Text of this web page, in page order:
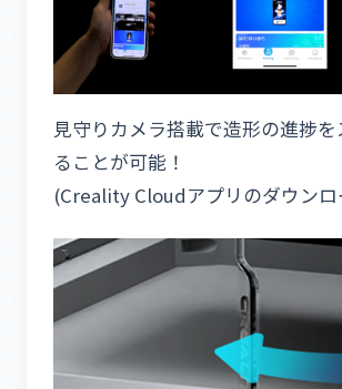
見守りカメラ搭載で造形の進捗
ることが可能！
(Creality Cloudアプリのダウン